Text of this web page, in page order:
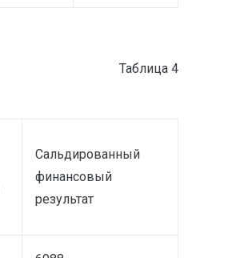
Таблица 4
Сальдированный
финансовый
результат